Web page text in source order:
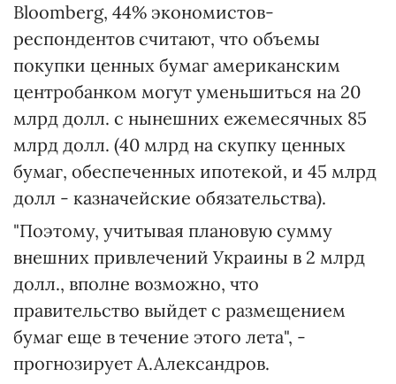
Bloomberg, 44% экономистов-
респондентов считают, что объемы
покупки ценных бумаг американским
центробанком могут уменьшиться на 20
млрд долл. с нынешних ежемесячных 85
млрд долл. (40 млрд на скупку ценных
бумаг, обеспеченных ипотекой, и 45 млрд
долл - казначейские обязательства).
"Поэтому, учитывая плановую сумму
внешних привлечений Украины в 2 млрд
долл., вполне возможно, что
правительство выйдет с размещением
бумаг еще в течение этого лета", -
прогнозирует А.Александров.